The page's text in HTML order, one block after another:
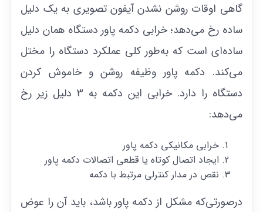
گاهی اوقات روشن نشدن آیفون تصویری به یک دلیل
ساده رخ می‌دهد؛ خرابی دکمه پاور دستگاه همان دلیل
ساده‌ای است که به‌طور کلی عملکرد دستگاه را مختل
می‌کند. دکمه پاور وظیفه روشن و خاموش کردن
دستگاه را دارد. خرابی این دکمه به 3 دلیل زیر رخ
می‌دهد:
خرابی مکانیکی دکمه پاور
ایجاد اتصال کوتاه یا قطعی اتصالات دکمه پاور
نقص در مدار کنترلی مرتبط با دکمه
درصورتی‌که مشکل از دکمه پاور باشد، باید آن را عوض